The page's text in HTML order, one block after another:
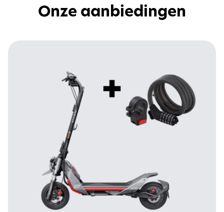
Onze aanbiedingen